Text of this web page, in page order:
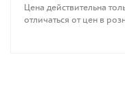
Цена действительна
отличаться от цен в